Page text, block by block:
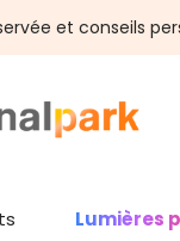
et conseils
Lumières